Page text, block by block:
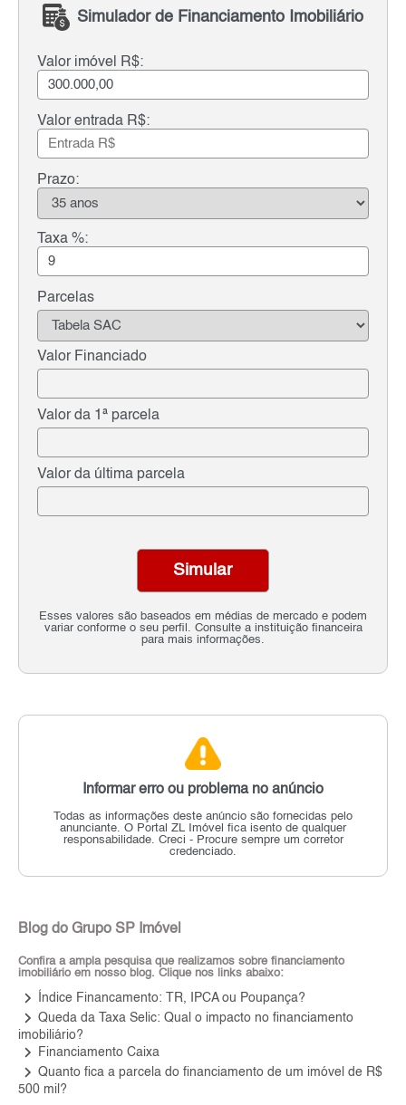
Simulador de Financiamento Imobiliário
Valor imóvel R$:
Valor entrada R$:
Prazo:
Taxa %:
Parcelas
Valor Financiado
Valor da 1ª parcela
Valor da última parcela
Esses valores são baseados em médias de mercado e podem
variar conforme o seu perfil. Consulte a instituição financeira
para mais informações.
Simular
Informar erro ou problema no anúncio
Todas as informações deste anúncio são fornecidas pelo
anunciante. O Portal ZL Imóvel fica isento de qualquer
responsabilidade. Creci - Procure sempre um corretor
credenciado.
Blog do Grupo SP Imóvel
Confira a ampla pesquisa que realizamos sobre financiamento
imobiliário em nosso blog. Clique nos links abaixo:
keyboard_arrow_right Índice Financamento: TR, IPCA ou Poupança?
keyboard_arrow_right Queda da Taxa Selic: Qual o impacto no financiamento
imobiliário?
keyboard_arrow_right Financiamento Caixa
keyboard_arrow_right Quanto fica a parcela do financiamento de um imóvel de R$
500 mil?